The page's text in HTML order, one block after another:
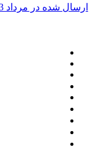
ارسال شده در مرداد 93